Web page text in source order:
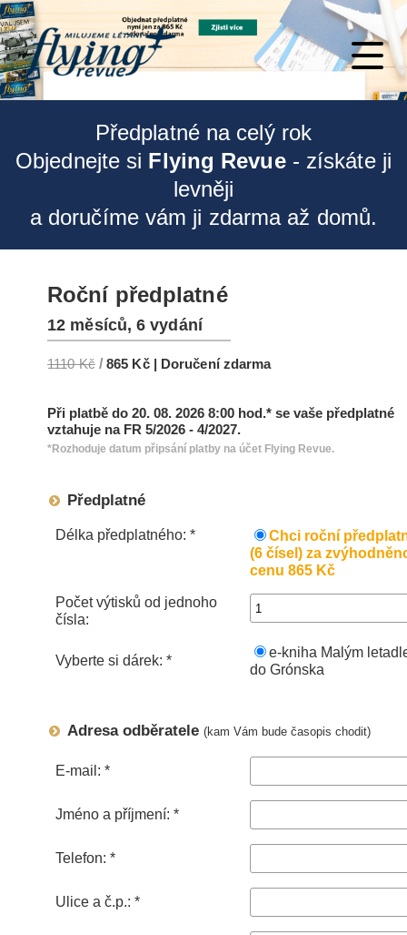
Předplatné na celý rok
Objednejte si Flying Revue- získáte ji
levněji
a doručíme vám ji zdarma až domů.
Roční předplatné
12 měsíců, 6 vydání
1110 Kč/ 865 Kč | Doručení zdarma
Při platbě do 20. 08. 2026 8:00 hod.* se vaše předplatné
vztahuje na FR 5/2026 - 4/2027.
*Rozhoduje datum připsání platby na účet Flying Revue.
Předplatné
Délka předplatného: *
Chci roční
(6 čísel) za
cenu 865 Kč
Počet výtisků od jednoho
čísla:
Vyberte si dárek: *
e-kniha Malým
do Grónska
Adresa odběratele (kam Vám bude časopis chodit)
E-mail: *
Jméno a příjmení: *
Telefon: *
Ulice a č.p.: *